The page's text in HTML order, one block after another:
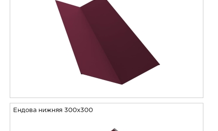
Ендова нижняя 300х300